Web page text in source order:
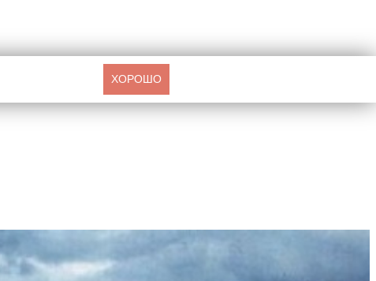
ХОРОШО